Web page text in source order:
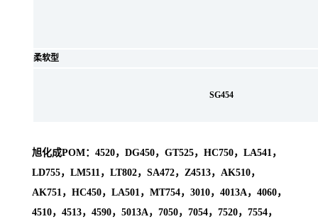
柔软型
SG454
旭化成POM：4520，DG450，GT525，HC750，LA541，
LD755，LM511，LT802，SA472，Z4513，AK510，
AK751，HC450，LA501，MT754，3010，4013A，4060，
4510，4513，4590，5013A，7050，7054，7520，7554，